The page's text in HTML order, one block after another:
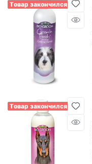
Товар закончился
Товар закончился